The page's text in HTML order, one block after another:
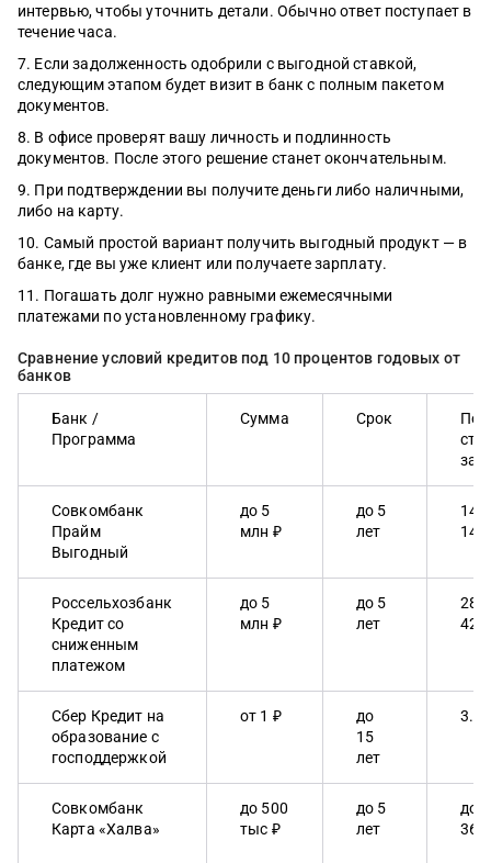
интервью, чтобы уточнить детали. Обычно ответ поступает в
течение часа.
Если задолженность одобрили с выгодной ставкой,
следующим этапом будет визит в банк с полным пакетом
документов.
В офисе проверят вашу личность и подлинность
документов. После этого решение станет окончательным.
При подтверждении вы получите деньги либо наличными,
либо на карту.
Самый простой вариант получить выгодный продукт — в
банке, где вы уже клиент или получаете зарплату.
Погашать долг нужно равными ежемесячными
платежами по установленному графику.
Сравнение условий кредитов под 10 процентов годовых от
банков
Банк /
Программа
Сумма Срок
Совкомбанк
Прайм
Выгодный
до 5
млн ₽
до 5
лет
Россельхозбанк
Кредит со
сниженным
платежом
до 5
млн ₽
до 5
лет
Сбер Кредит на
образование с
господдержкой
от 1 ₽
до
15
лет
Совкомбанк
Карта «Халва»
до 500
тыс ₽
до 5
лет
до